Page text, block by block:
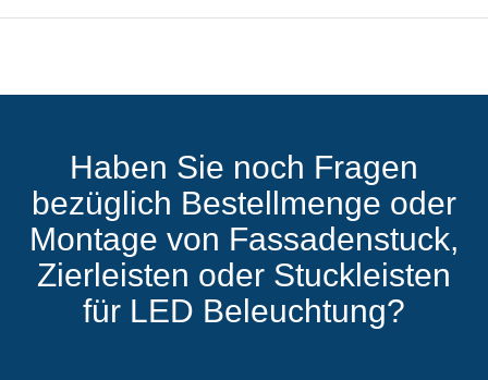
Haben Sie noch Fragen
bezüglich Bestellmenge oder
Montage von Fassadenstuck,
Zierleisten oder Stuckleisten
für LED Beleuchtung?